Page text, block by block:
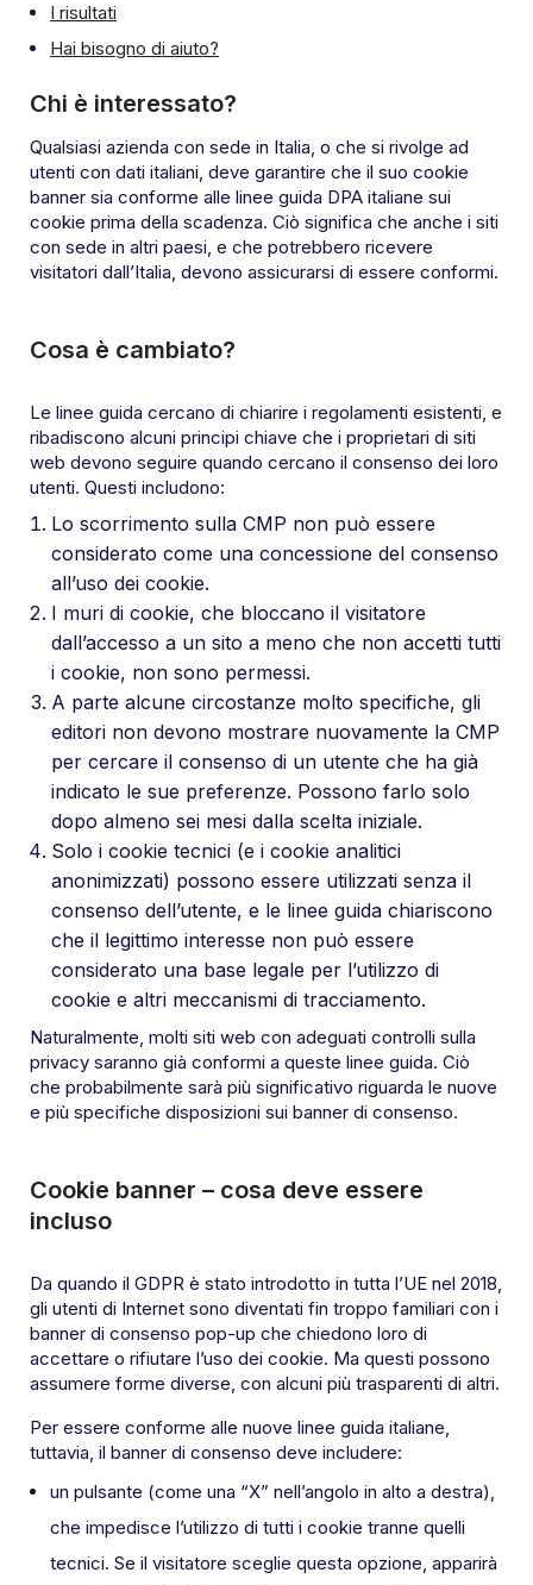
I risultati
Hai bisogno di aiuto?
Chi è interessato?
Qualsiasi azienda con sede in Italia, o che si rivolge ad
utenti con dati italiani, deve garantire che il suo cookie
banner sia conforme alle linee guida DPA italiane sui
cookie prima della scadenza. Ciò significa che anche i siti
con sede in altri paesi, e che potrebbero ricevere
visitatori dall’Italia, devono assicurarsi di essere conformi.
Cosa è cambiato?
Le linee guida cercano di chiarire i regolamenti esistenti, e
ribadiscono alcuni principi chiave che i proprietari di siti
web devono seguire quando cercano il consenso dei loro
utenti. Questi includono:
Lo scorrimento sulla CMP non può essere
considerato come una concessione del consenso
all’uso dei cookie.
I muri di cookie, che bloccano il visitatore
dall’accesso a un sito a meno che non accetti tutti
i cookie, non sono permessi.
A parte alcune circostanze molto specifiche, gli
editori non devono mostrare nuovamente la CMP
per cercare il consenso di un utente che ha già
indicato le sue preferenze. Possono farlo solo
dopo almeno sei mesi dalla scelta iniziale.
Solo i cookie tecnici (e i cookie analitici
anonimizzati) possono essere utilizzati senza il
consenso dell’utente, e le linee guida chiariscono
che il legittimo interesse non può essere
considerato una base legale per l’utilizzo di
cookie e altri meccanismi di tracciamento.
Naturalmente, molti siti web con adeguati controlli sulla
privacy saranno già conformi a queste linee guida. Ciò
che probabilmente sarà più significativo riguarda le nuove
e più specifiche disposizioni sui banner di consenso.
Cookie banner – cosa deve essere
incluso
Da quando il GDPR è stato introdotto in tutta l’UE nel 2018,
gli utenti di Internet sono diventati fin troppo familiari con i
banner di consenso pop-up che chiedono loro di
accettare o rifiutare l’uso dei cookie. Ma questi possono
assumere forme diverse, con alcuni più trasparenti di altri.
Per essere conforme alle nuove linee guida italiane,
tuttavia, il banner di consenso deve includere:
un pulsante (come una “X” nell’angolo in alto a destra),
che impedisce l’utilizzo di tutti i cookie tranne quelli
tecnici. Se il visitatore sceglie questa opzione, apparirà